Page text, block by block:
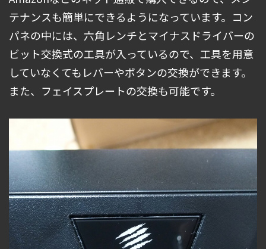
テナンスも簡単にできるようになっています。コン
パネの中には、六角レンチとマイナスドライバーの
ビット交換式の工具が入っているので、工具を用意
していなくてもレバーやボタンの交換ができます。
また、フェイスプレートの交換も可能です。